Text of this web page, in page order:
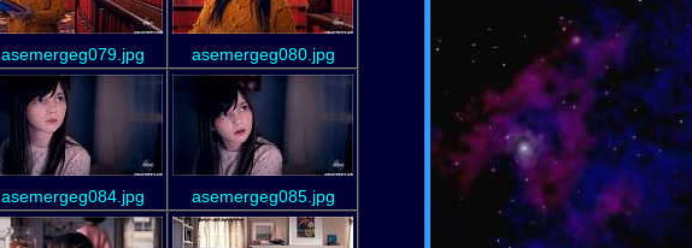
asemergeg079.jpg asemergeg080.jpg
asemergeg084.jpg asemergeg085.jpg